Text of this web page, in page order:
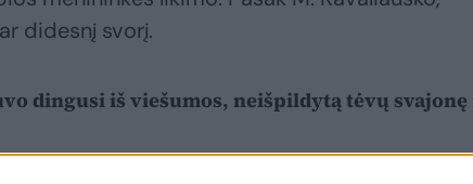
didesnį svorį.
dingusi iš viešumos, neišpildytą tėvų